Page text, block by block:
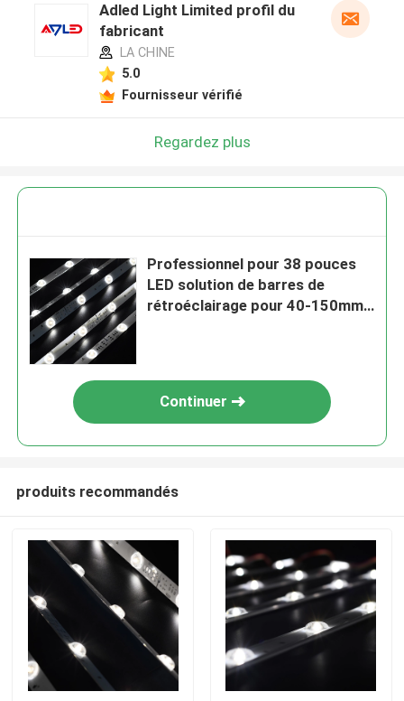
Adled Light Limited profil du
fabricant
LA CHINE
5.0
Fournisseur vérifié
Regardez plus
Professionnel pour 38 pouces
LED solution de barres de
rétroéclairage pour 40-150mm
Continuer
produits recommandés